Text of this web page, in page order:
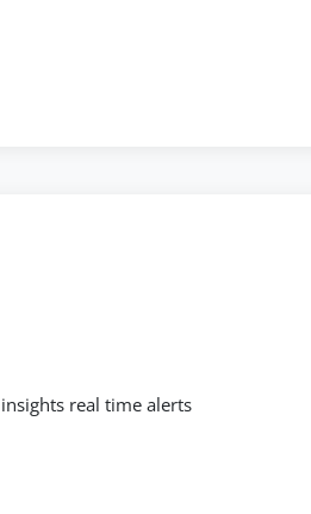
real time alerts